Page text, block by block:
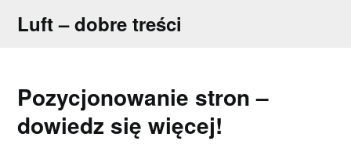
Luft – dobre treści
Pozycjonowanie stron –
dowiedz się więcej!